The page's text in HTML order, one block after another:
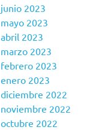
junio 2023
mayo 2023
abril 2023
marzo 2023
febrero 2023
enero 2023
diciembre 2022
noviembre 2022
octubre 2022